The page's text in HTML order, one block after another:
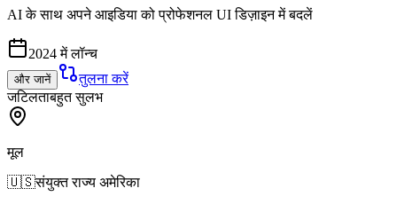
AI के साथ अपने आइडिया को प्रोफेशनल UI डिज़ाइन में बदलें
2024 में लॉन्च
और जानें
तुलना करें
जटिलताबहुत सुलभ
मूल
🇺🇸संयुक्त राज्य अमेरिका